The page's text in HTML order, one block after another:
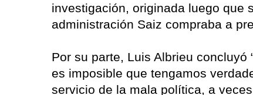
investigación, originada luego que
administración Saiz compraba a
Por su parte, Luis Albrieu
es imposible que tengamos
servicio de la mala política, a